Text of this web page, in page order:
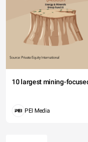
10 largest mining-
PEI Media